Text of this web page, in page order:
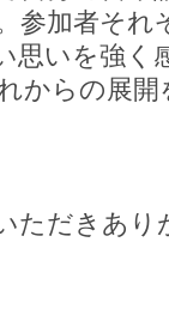
参加者それ
思いを強く
からの展
ただきあ